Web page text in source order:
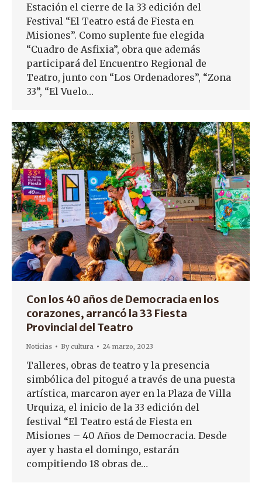
Estación el cierre de la 33 edición del
Festival “El Teatro está de Fiesta en
Misiones”. Como suplente fue elegida
“Cuadro de Asfixia”, obra que además
participará del Encuentro Regional de
Teatro, junto con “Los Ordenadores”, “Zona
33”, “El Vuelo…
Con los 40 años de Democracia en los
corazones, arrancó la 33 Fiesta
Provincial del Teatro
Noticias Bycultura 24 marzo, 2023
Talleres, obras de teatro y la presencia
simbólica del pitogué a través de una puesta
artística, marcaron ayer en la Plaza de Villa
Urquiza, el inicio de la 33 edición del
festival “El Teatro está de Fiesta en
Misiones – 40 Años de Democracia. Desde
ayer y hasta el domingo, estarán
compitiendo 18 obras de…